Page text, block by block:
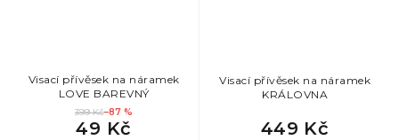
Visací přívěsek na náramek
LOVE BAREVNÝ
399 Kč–87 %
49 Kč
Visací přívěsek na náramek
KRÁLOVNA
449 Kč